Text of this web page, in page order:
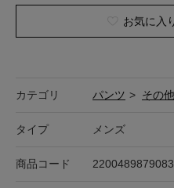
お気に入
カテゴリ パンツ > その他
タイプ メンズ
商品コード 2200489879083